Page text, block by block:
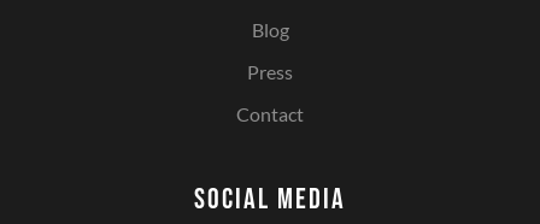
Blog
Press
Contact
Social media